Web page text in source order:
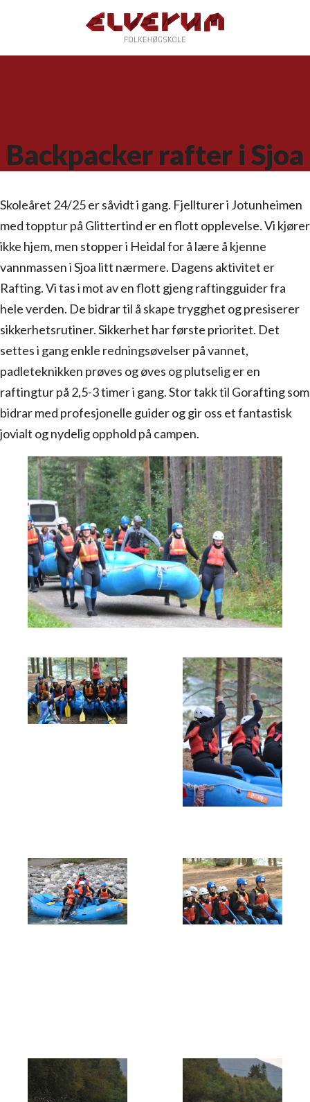
Backpacker rafter i Sjoa
Skoleåret 24/25 er såvidt i gang. Fjellturer i Jotunheimen
med topptur på Glittertind er en flott opplevelse. Vi kjører
ikke hjem, men stopper i Heidal for å lære å kjenne
vannmassen i Sjoa litt nærmere. Dagens aktivitet er
Rafting. Vi tas i mot av en flott gjeng raftingguider fra
hele verden. De bidrar til å skape trygghet og presiserer
sikkerhetsrutiner. Sikkerhet har første prioritet. Det
settes i gang enkle redningsøvelser på vannet,
padleteknikken prøves og øves og plutselig er en
raftingtur på 2,5-3 timer i gang. Stor takk til Gorafting som
bidrar med profesjonelle guider og gir oss et fantastisk
jovialt og nydelig opphold på campen.